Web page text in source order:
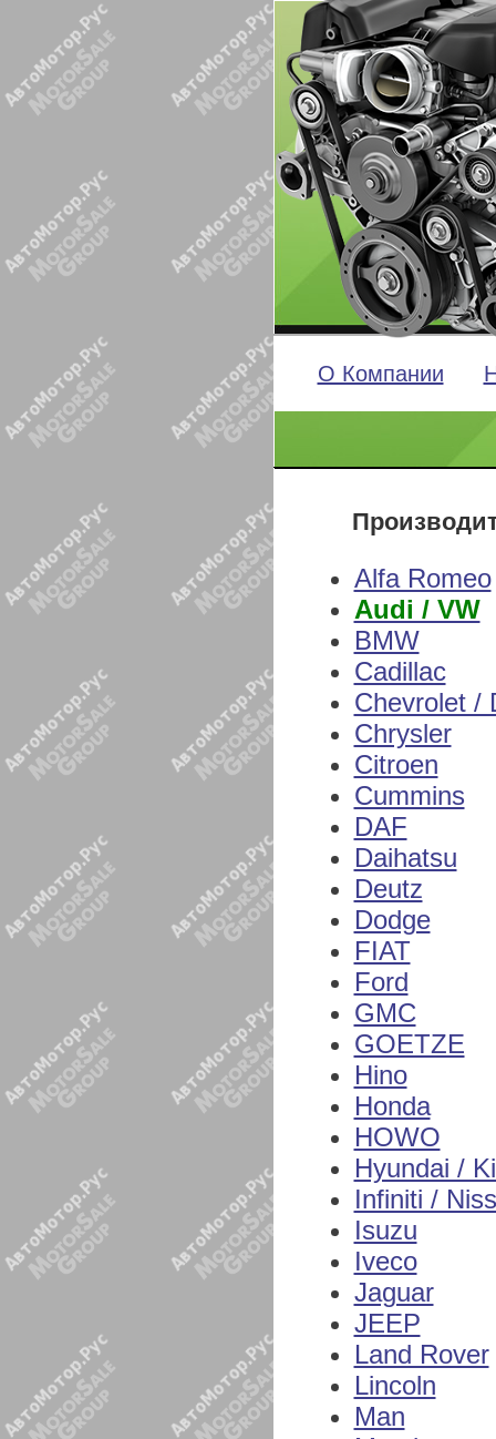
О Компании
Alfa Romeo
Audi / VW
BMW
Cadillac
Chevrolet /
Chrysler
Citroen
Cummins
DAF
Daihatsu
Deutz
Dodge
FIAT
Ford
GMC
GOETZE
Hino
Honda
HOWO
Hyundai /
Infiniti /
Isuzu
Iveco
Jaguar
JEEP
Land Rover
Lincoln
Man